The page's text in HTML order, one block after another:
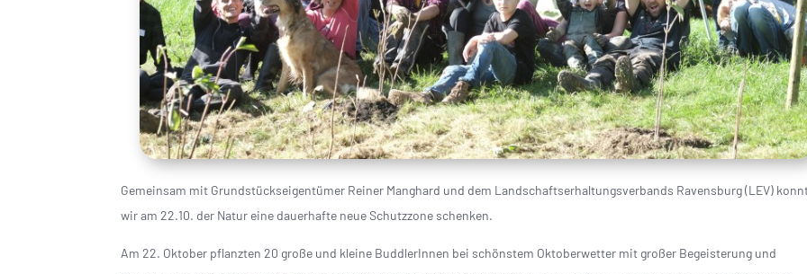
Gemeinsam mit Grundstückseigentümer Reiner Manghard und dem Landschaftserhaltungsverbands Ravensburg (LEV)
wir am 22.10. der Natur eine dauerhafte neue Schutzzone schenken.
Am 22. Oktober pflanzten 20 große und kleine BuddlerInnen bei schönstem Oktoberwetter mit großer Begeisterung und